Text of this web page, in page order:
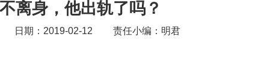
离身，他出轨了吗？
日期：2019-02-12 责任小编：明君